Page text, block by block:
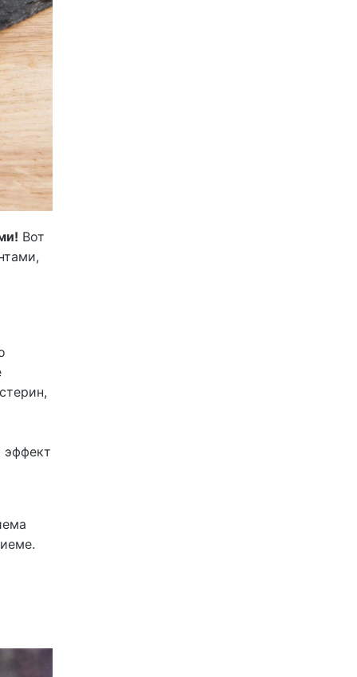
Вот
эффект